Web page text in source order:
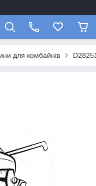
для комбайнів